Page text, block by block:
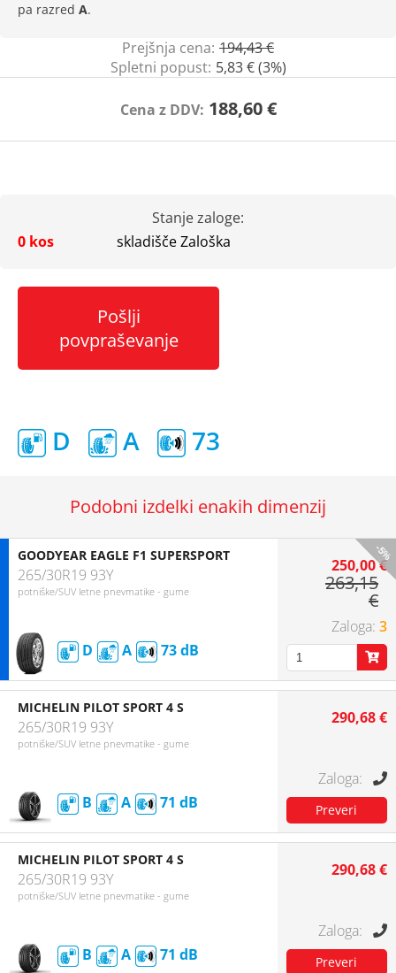
pa razred A.
Prejšnja cena: 194,43 €
Spletni popust: 5,83 € (3%)
Cena z DDV: 188,60 €
Stanje zaloge:
0 kos
skladišče Zaloška
Pošlji
povpraševanje
D A 73
Podobni izdelki enakih dimenzij
-5%
GOODYEAR EAGLE F1 SUPERSPORT
265/30R19 93Y
potniške/SUV letne pnevmatike - gume
D A 73
250,00 €
263,15
€
3
MICHELIN PILOT SPORT 4 S
265/30R19 93Y
potniške/SUV letne pnevmatike - gume
B A 71
290,68 €
MICHELIN PILOT SPORT 4 S
265/30R19 93Y
potniške/SUV letne pnevmatike - gume
B A 71
290,68 €